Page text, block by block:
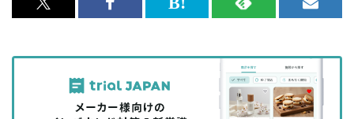
x<br>
記
を
Facebook<br>
記
事
を
は
な
ッ
RSS
記
事
を
メ
マ
ガ
登